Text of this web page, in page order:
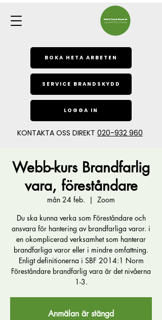
BOKA HETA ARBETEN
SERVICE BRANDSKYDD
LOGGA IN
KONTAKTA OSS DIREKT 020-932 960
Webb-kurs Brandfarlig
vara, föreståndare
mån 24 feb.
  |
Zoom
Du ska kunna verka som Föreståndare och
ansvara för hantering av brandfarliga varor. i
en okomplicerad verksamhet som hanterar
brandfarliga varor eller i mindre omfattning.
Enligt definitionerna i SBF 2014:1 Norm
Föreståndare brandfarlig vara är det nivåerna
1-3.
Anmälan är stängd